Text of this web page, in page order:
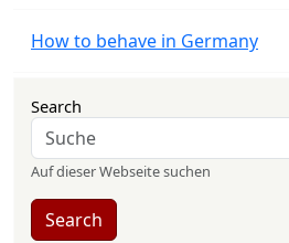
How to behave in Germany
Search
Auf dieser Webseite suchen
Search